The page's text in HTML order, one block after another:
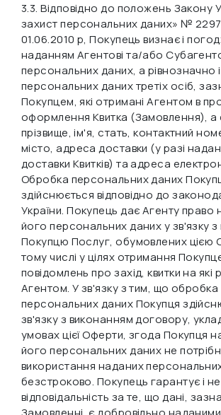
3.3. Відповідно до положень Закону
захист персональних даних» №
01.06.2010 р, Покупець визнає і
наданням Агентові та/або
персональних даних, а рівнозначно
персональних даних третіх осіб,
Покупцем, які отримані Агентом в
оформлення Квитка (Замовлення), а
прізвище, ім'я, стать, контактний
місто, адреса доставки (у разі
доставки Квитків) та адреса
Обробка персональних даних
здійснюється відповідно до
України. Покупець дає Агенту право
його персональних даних у зв'язку
Покупцю Послуг, обумовлених цією
тому числі у цілях отримання
повідомлень про захід, квитки на які
Агентом. У зв'язку з тим, що обробка
персональних даних Покупця
зв'язку з виконанням договору,
умовах цієї Оферти, згода Покупця
його персональних даних не
використання наданих
безстроково. Покупець гарантує і
відповідальність за те, що дані,